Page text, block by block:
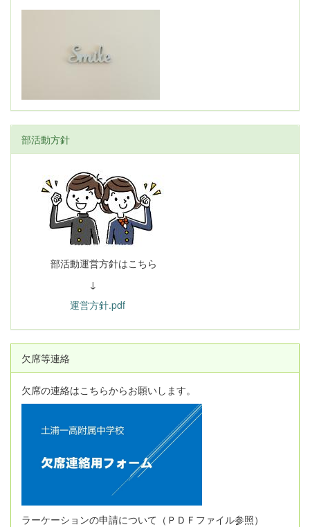
部活動方針
部活動運営方針はこちら
↓
運営方針.pdf
欠席等連絡
欠席の連絡はこちらからお願いします。
ラーケーションの申請について（ＰＤＦファイル参照）